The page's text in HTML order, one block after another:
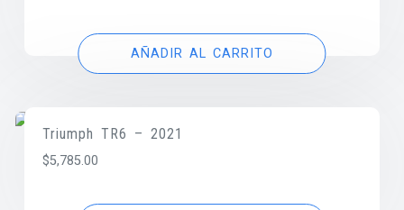
AÑADIR AL CARRITO
Triumph TR6 – 2021
$5,785.00